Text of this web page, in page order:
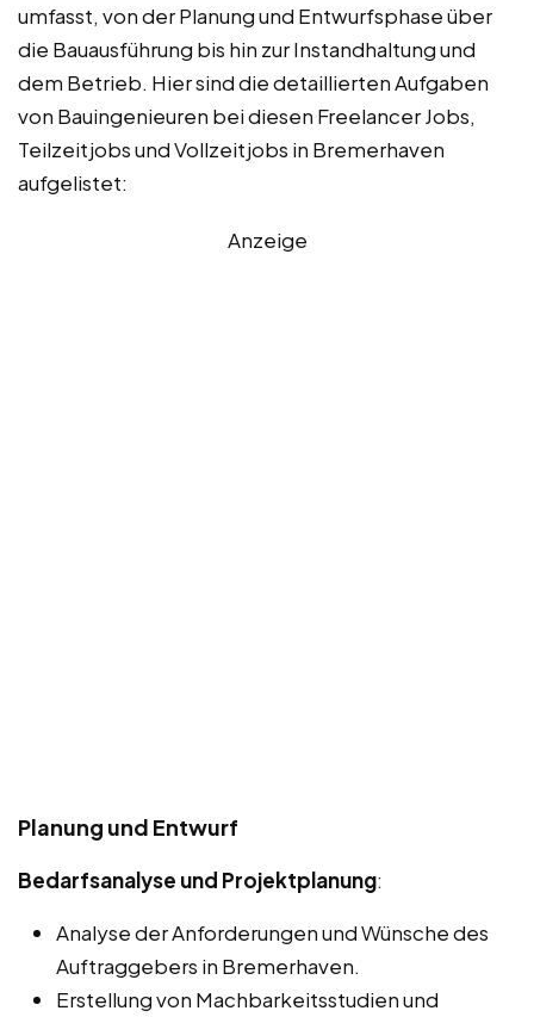
umfasst, von der Planung und Entwurfsphase über
die Bauausführung bis hin zur Instandhaltung und
dem Betrieb. Hier sind die detaillierten Aufgaben
von Bauingenieuren bei diesen Freelancer Jobs,
Teilzeitjobs und Vollzeitjobs in Bremerhaven
aufgelistet:
Anzeige
Planung und Entwurf
Bedarfsanalyse und Projektplanung:
Analyse der Anforderungen und Wünsche des
Auftraggebers in Bremerhaven.
Erstellung von Machbarkeitsstudien und